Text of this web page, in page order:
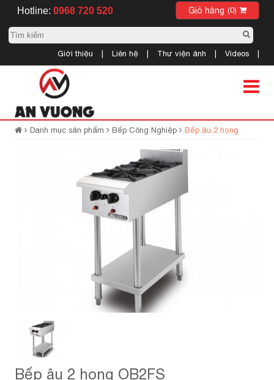
Hotline: 0968 720 520 (0)
Giỏ hàng
Giới thiệu Liên hệ Thư viện ảnh Videos
Danh mục sản phẩm Bếp Công Nghiệp Bếp âu 2 họng
Bếp âu 2 họng OB2FS